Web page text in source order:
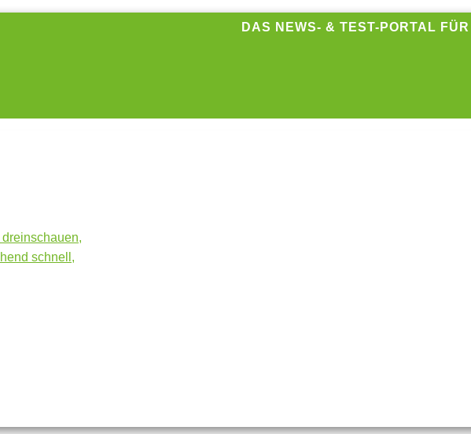
DAS NEWS- & TEST-PORTAL